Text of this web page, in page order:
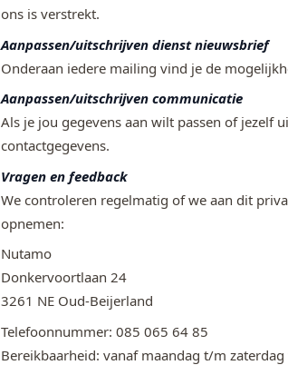
ons is verstrekt.
Aanpassen/uitschrijven dienst nieuwsbrief
Onderaan iedere mailing vind je de
Aanpassen/uitschrijven communicatie
Als je jou gegevens aan wilt passen of jezelf
contactgegevens.
Vragen en feedback
We controleren regelmatig of we aan dit
opnemen:
Nutamo
Donkervoortlaan 24
3261 NE Oud-Beijerland
Telefoonnummer: 085 065 64 85
Bereikbaarheid: vanaf maandag t/m